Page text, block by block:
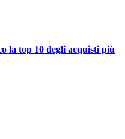
la top 10 degli acquisti più